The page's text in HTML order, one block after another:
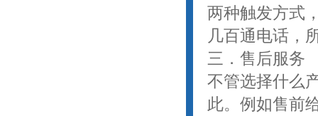
两种触发方式
几百通电话，
三．售后服务
不管选择什么
此。例如售前